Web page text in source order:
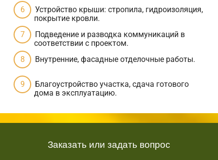
Устройство крыши: стропила, гидроизоляция,
покрытие кровли.
Подведение и разводка коммуникаций в
соответствии с проектом.
Внутренние, фасадные отделочные работы.
Благоустройство участка, сдача готового
дома в эксплуатацию.
Заказать или задать вопрос